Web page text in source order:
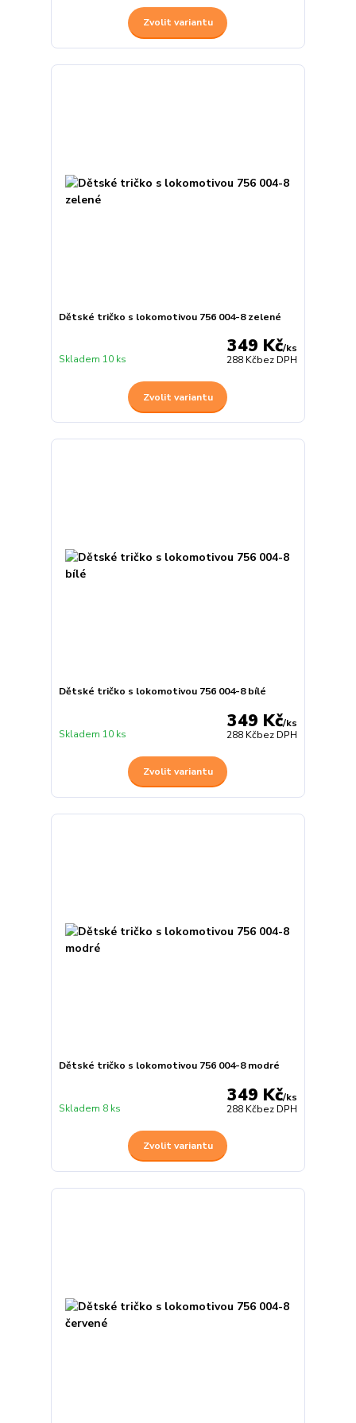
Zvolit variantu
Dětské tričko s lokomotivou 756 004-8 zelené
349 Kč/ks
288 Kčbez DPH
Skladem 10 ks
Zvolit variantu
Dětské tričko s lokomotivou 756 004-8 bílé
349 Kč/ks
288 Kčbez DPH
Skladem 10 ks
Zvolit variantu
Dětské tričko s lokomotivou 756 004-8 modré
349 Kč/ks
288 Kčbez DPH
Skladem 8 ks
Zvolit variantu